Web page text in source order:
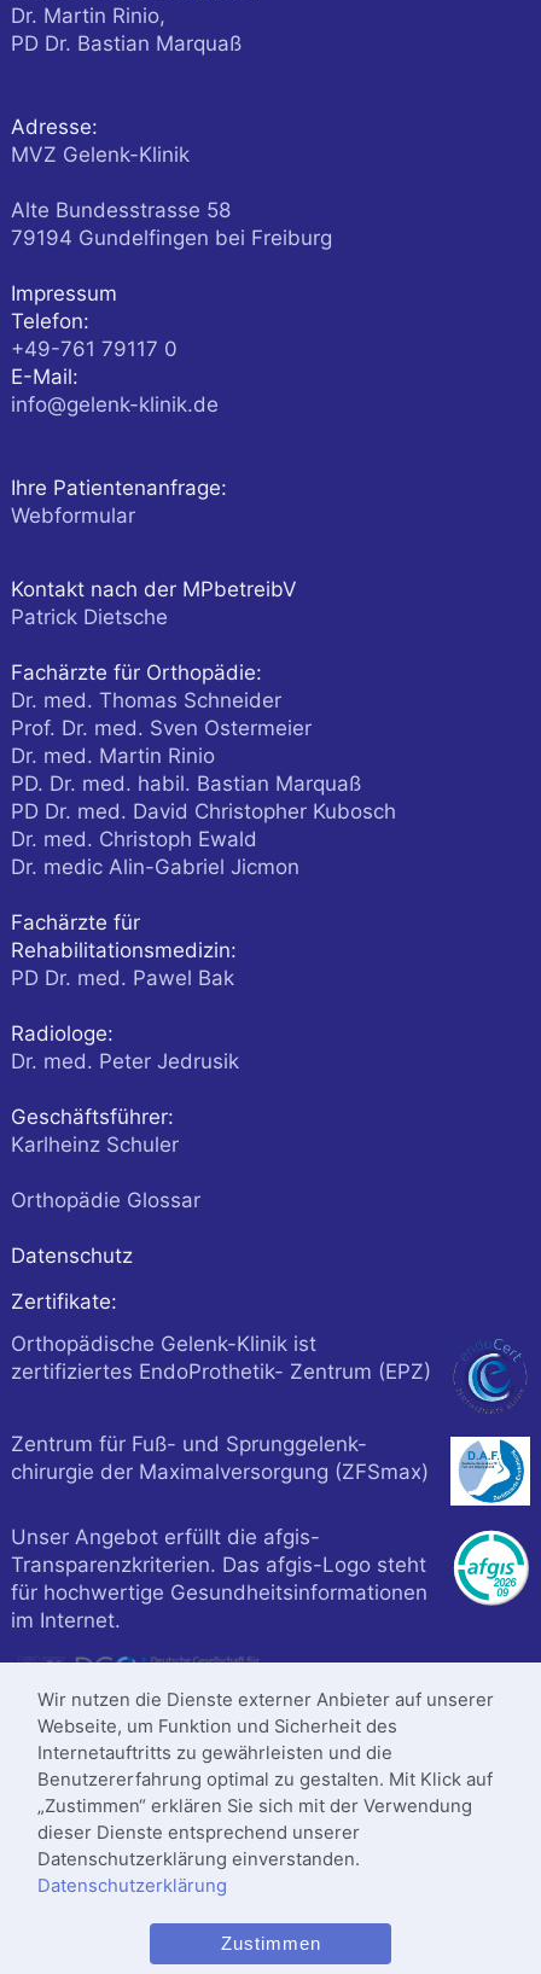
Dr. Martin Rinio,
PD Dr. Bastian Marquaß
Adresse:
MVZ Gelenk-Klinik
Alte Bundesstrasse 58
79194 Gundelfingen bei Freiburg
Impressum
Telefon:
+49-761 79117 0
E-Mail:
info@gelenk-klinik.de
Ihre Patientenanfrage:
Webformular
Kontakt nach der MPbetreibV
Patrick Dietsche
Fachärzte für Orthopädie:
Dr. med. Thomas Schneider
Prof. Dr. med. Sven Ostermeier
Dr. med. Martin Rinio
PD. Dr. med. habil. Bastian Marquaß
PD Dr. med. David Christopher Kubosch
Dr. med. Christoph Ewald
Dr. medic Alin-Gabriel Jicmon
Fachärzte für
Rehabilitationsmedizin:
PD Dr. med. Pawel Bak
Radiologe:
Dr. med. Peter Jedrusik
Geschäftsführer:
Karlheinz Schuler
Orthopädie Glossar
Datenschutz
Zertifikate:
Orthopädische Gelenk-Klinik ist
zertifiziertes EndoProthetik- Zentrum (EPZ)
Zentrum für Fuß- und Sprunggelenk-
chirurgie der Maximalversorgung (ZFSmax)
Unser Angebot erfüllt die afgis-
Transparenzkriterien. Das afgis-Logo steht
für hochwertige Gesundheitsinformationen
im Internet.
Klinik ist zertifiziert nach
Wir nutzen die Dienste externer Anbieter auf unserer
Webseite, um Funktion und Sicherheit des
Internetauftritts zu gewährleisten und die
Benutzererfahrung optimal zu gestalten. Mit Klick auf
„Zustimmen“ erklären Sie sich mit der Verwendung
dieser Dienste entsprechend unserer
Datenschutzerklärung einverstanden.
Datenschutzerklärung
Zustimmen